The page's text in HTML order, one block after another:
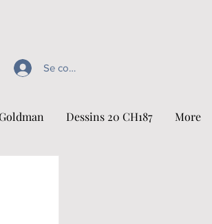
Se connecter
Dessins 20 CH187 More